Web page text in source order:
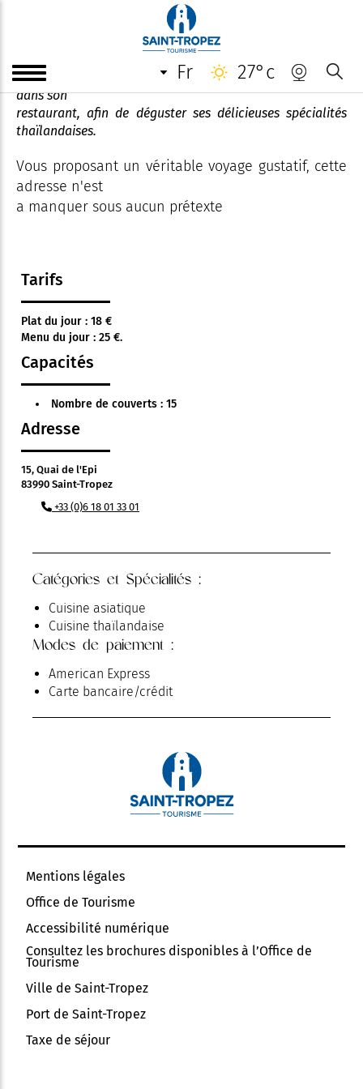
fr 27°c
Chez la Thaïlandaise
Idéalement situé sur le Quai de l'Epi, Vitamine vous invite
dans son
restaurant, afin de déguster ses délicieuses spécialités
thaïlandaises.
Vous proposant un véritable voyage gustatif, cette
adresse n'est
a manquer sous aucun prétexte
Tarifs
Plat du jour : 18 €
Menu du jour : 25 €.
Capacités
Nombre de couverts : 15
Adresse
15, Quai de l'Epi
83990 Saint-Tropez
+33 (0)6 18 01 33 01
Catégories et Spécialités :
Cuisine asiatique
Cuisine thaïlandaise
Modes de paiement :
American Express
Carte bancaire/crédit
Mentions légales
Office de Tourisme
Accessibilité numérique
Consultez les brochures disponibles à l’Office de
Tourisme
Ville de Saint-Tropez
Port de Saint-Tropez
Taxe de séjour